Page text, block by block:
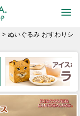
> ぬいぐるみ おすわりシ